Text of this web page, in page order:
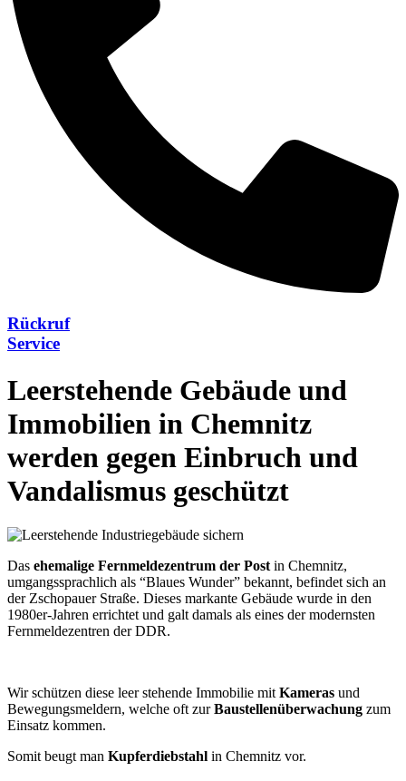
Rückruf
Service
Leerstehende Gebäude und
Immobilien in Chemnitz
werden gegen Einbruch und
Vandalismus geschützt
Das ehemalige Fernmeldezentrum der Post in Chemnitz,
umgangssprachlich als “Blaues Wunder” bekannt, befindet sich an
der Zschopauer Straße. Dieses markante Gebäude wurde in den
1980er-Jahren errichtet und galt damals als eines der modernsten
Fernmeldezentren der DDR.
Wir schützen diese leer stehende Immobilie mit Kameras und
Bewegungsmeldern, welche oft zurBaustellenüberwachung zum
Einsatz kommen.
Somit beugt man Kupferdiebstahl in Chemnitz vor.